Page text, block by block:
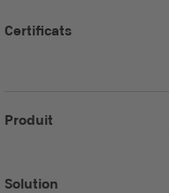
Certificats
Produit
Solution